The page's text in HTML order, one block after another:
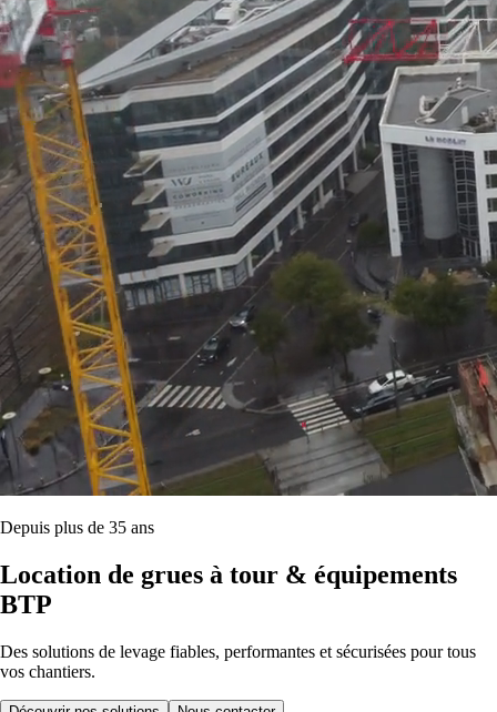
Depuis plus de 35 ans
Location de grues à tour & équipements
BTP
Des solutions de levage fiables, performantes et sécurisées pour tous
vos chantiers.